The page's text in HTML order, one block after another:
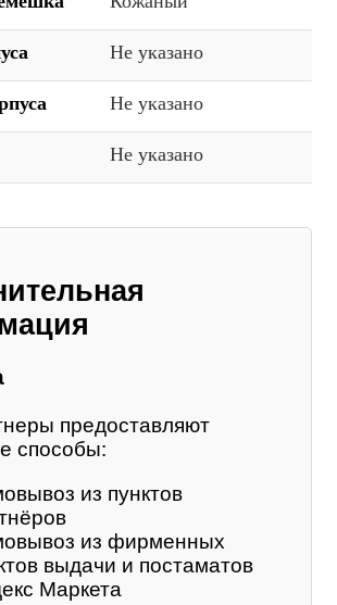
Не указано
Не указано
Не указано
предоставляют
способы:
из пунктов
из фирменных
выдачи и постаматов
Маркета